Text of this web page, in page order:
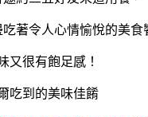
著令人心情愉悅的美食
又很有飽足感！
吃到的美味佳餚